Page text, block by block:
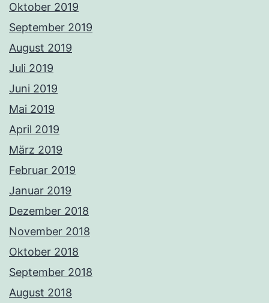
Oktober 2019
September 2019
August 2019
Juli 2019
Juni 2019
Mai 2019
April 2019
März 2019
Februar 2019
Januar 2019
Dezember 2018
November 2018
Oktober 2018
September 2018
August 2018